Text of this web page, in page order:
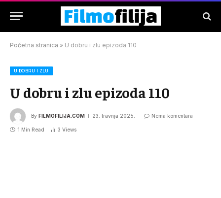
Početna stranica » U dobru i zlu epizoda 110
U DOBRU I ZLU
U dobru i zlu epizoda 110
By FILMOFILIJA.COM 23. travnja 2025. Nema komentara
1 Min Read 3 Views